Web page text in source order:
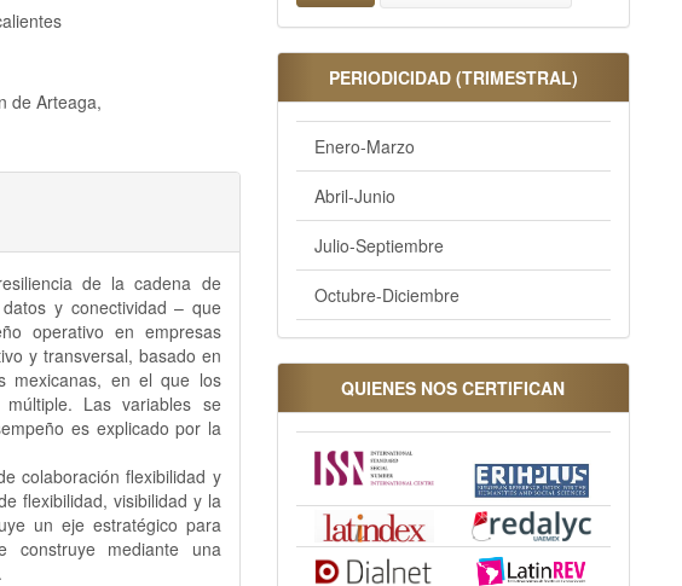
de Arteaga,
de la cadena de
y conectividad – que
operativo en empresas
y transversal, basado en
mexicanas, en el que los
Las variables se
es explicado por la
colaboración flexibilidad y
flexibilidad, visibilidad y la
un eje estratégico para
construye mediante una
PERIODICIDAD (TRIMESTRAL)
Enero-Marzo
Abril-Junio
Julio-Septiembre
Octubre-Diciembre
QUIENES NOS CERTIFICAN